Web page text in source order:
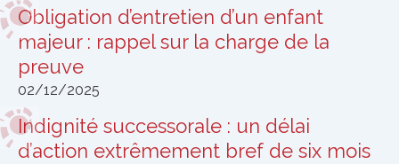
Obligation d’entretien d’un enfant
majeur : rappel sur la charge de la
preuve
02/12/2025
Indignité successorale : un délai
d’action extrêmement bref de six mois